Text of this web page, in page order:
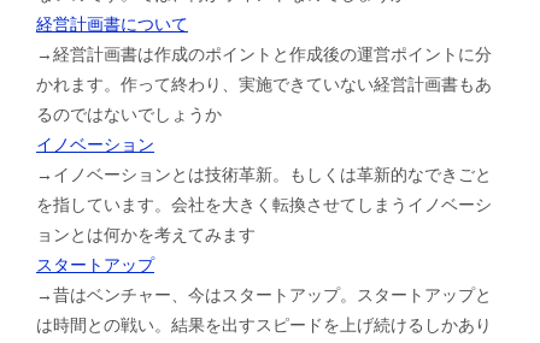
経営計画書について
→経営計画書は作成のポイントと作成後の運営ポイントに分
かれます。作って終わり、実施できていない経営計画書もあ
るのではないでしょうか
イノベーション
→イノベーションとは技術革新。もしくは革新的なできごと
を指しています。会社を大きく転換させてしまうイノベーシ
ョンとは何かを考えてみます
スタートアップ
→昔はベンチャー、今はスタートアップ。スタートアップと
は時間との戦い。結果を出すスピードを上げ続けるしかあり